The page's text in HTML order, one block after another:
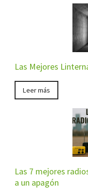
Las Mejores
Leer más
Las 7 mejores
a un apagón